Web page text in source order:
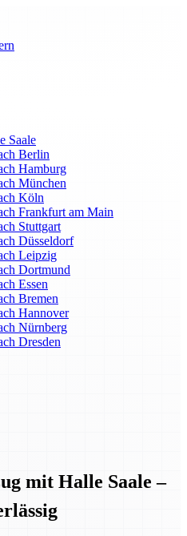
Saale
Berlin
Hamburg
München
Köln
Frankfurt am Main
Stuttgart
Düsseldorf
Leipzig
Dortmund
Essen
Bremen
Hannover
Nürnberg
Dresden
mit Halle Saale –